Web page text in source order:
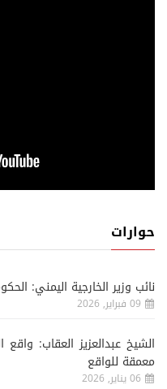
حوارات
نائب وزير الخارجية اليمني:
09 فبراير, 2026
الشيخ عبدالعزيز العقاب:
معمقة للواقع
06 يناير, 2026